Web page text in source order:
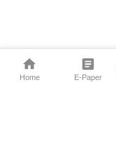
Home E-Paper